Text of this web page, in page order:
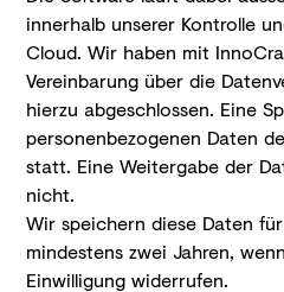
innerhalb unserer Kontrolle
Cloud. Wir haben mit
Vereinbarung über die
hierzu abgeschlossen. Eine
personenbezogenen Daten
statt. Eine Weitergabe der
nicht.
Wir speichern diese Daten
mindestens zwei Jahren,
Einwilligung widerrufen.